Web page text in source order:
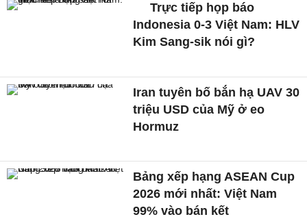
Trực tiếp họp báo
Indonesia 0-3 Việt Nam: HLV
Kim Sang-sik nói gì?
Iran tuyên bố bắn hạ UAV 30
triệu USD của Mỹ ở eo
Hormuz
Bảng xếp hạng ASEAN Cup
2026 mới nhất: Việt Nam
99% vào bán kết